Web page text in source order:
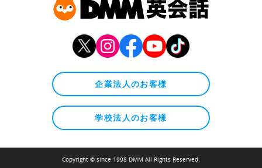
企業法人のお客様
学校法人のお客様
Copyright © since 1998 DMM All Rights Reserved.